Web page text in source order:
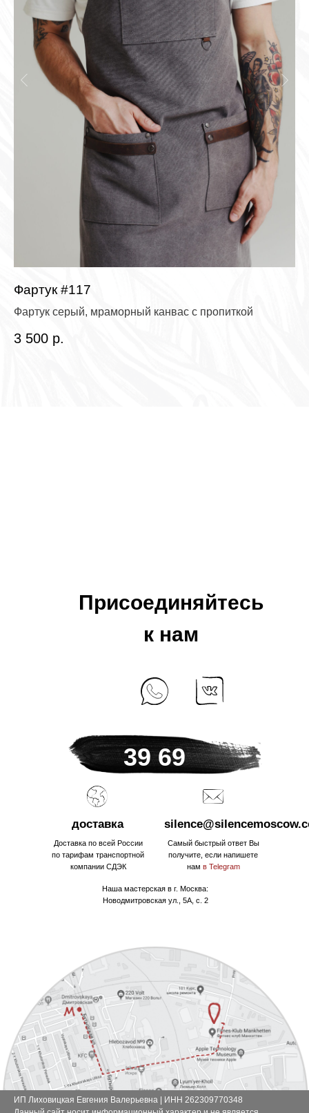
Фартук #117
Фартук серый, мраморный канвас с пропиткой
3 500 р.
Присоединяйтесь
к нам
Самый быстрый ответ Вы
получите, если напишете
нам в Telegram
Доставка по всей России
по тарифам транспортной
компании СДЭК
39 69
доставка
Наша мастерская в г. Москва:
Новодмитровская ул., 5А, с. 2
ИП Лиховицкая Евгения Валерьевна | ИНН 262309770348